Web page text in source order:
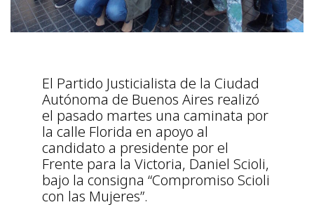
El Partido Justicialista de la Ciudad
Autónoma de Buenos Aires realizó
el pasado martes una caminata por
la calle Florida en apoyo al
candidato a presidente por el
Frente para la Victoria, Daniel Scioli,
bajo la consigna “Compromiso Scioli
con las Mujeres”.